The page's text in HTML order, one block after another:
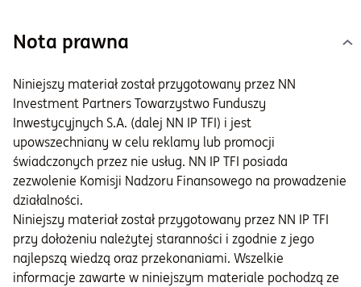
Nota prawna
Niniejszy materiał został przygotowany przez NN
Investment Partners Towarzystwo Funduszy
Inwestycyjnych S.A. (dalej NN IP TFI) i jest
upowszechniany w celu reklamy lub promocji
świadczonych przez nie usług. NN IP TFI posiada
zezwolenie Komisji Nadzoru Finansowego na prowadzenie
działalności.
Niniejszy materiał został przygotowany przez NN IP TFI
przy dołożeniu należytej staranności i zgodnie z jego
najlepszą wiedzą oraz przekonaniami. Wszelkie
informacje zawarte w niniejszym materiale pochodzą ze